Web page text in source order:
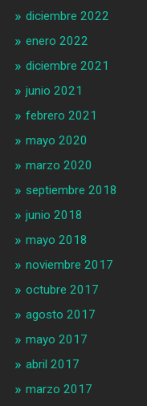
diciembre 2022
enero 2022
diciembre 2021
junio 2021
febrero 2021
mayo 2020
marzo 2020
septiembre 2018
junio 2018
mayo 2018
noviembre 2017
octubre 2017
agosto 2017
mayo 2017
abril 2017
marzo 2017